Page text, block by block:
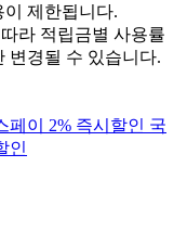
제한됩니다.
라 적립금별 사용률
변경될 수 있습니다.
페이 2% 즉시할인 국
인